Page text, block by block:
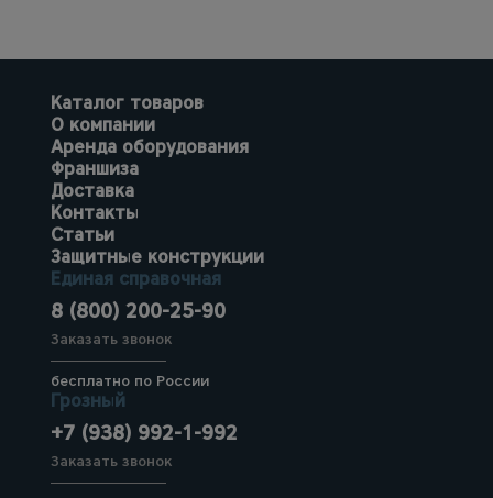
Каталог товаров
О компании
Аренда оборудования
Франшиза
Доставка
Контакты
Статьи
Защитные конструкции
Единая справочная
8 (800) 200-25-90
Заказать звонок
бесплатно по России
Грозный
+7 (938) 992-1-992
Заказать звонок